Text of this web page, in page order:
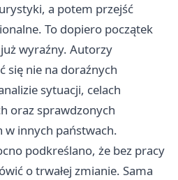
a potem przejść
To dopiero początek
wyraźny. Autorzy
się nie na doraźnych
sytuacji, celach
oraz sprawdzonych
w innych państwach.
podkreślano, że bez pracy
o trwałej zmianie. Sama